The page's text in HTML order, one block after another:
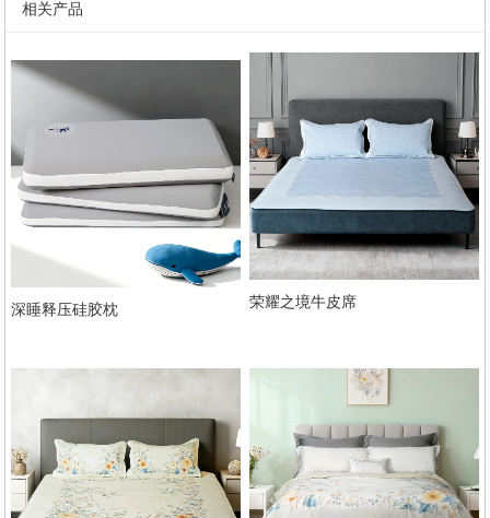
相关产品
深睡释压硅胶枕 荣耀之境牛皮席